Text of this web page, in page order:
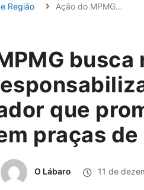
Região Ação do MPMG…
busca
que
praças
O Lábaro 11 de